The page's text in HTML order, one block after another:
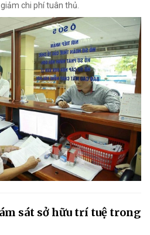
chi phí tuân thủ.
sát sở hữu trí tuệ trong